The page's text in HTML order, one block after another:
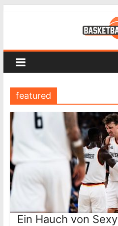
featured
Ein Hauch von Sexy